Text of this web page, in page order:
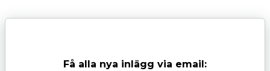
Få alla nya inlägg via email: